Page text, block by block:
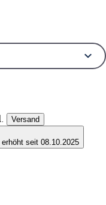
Versand
seit 08.10.2025